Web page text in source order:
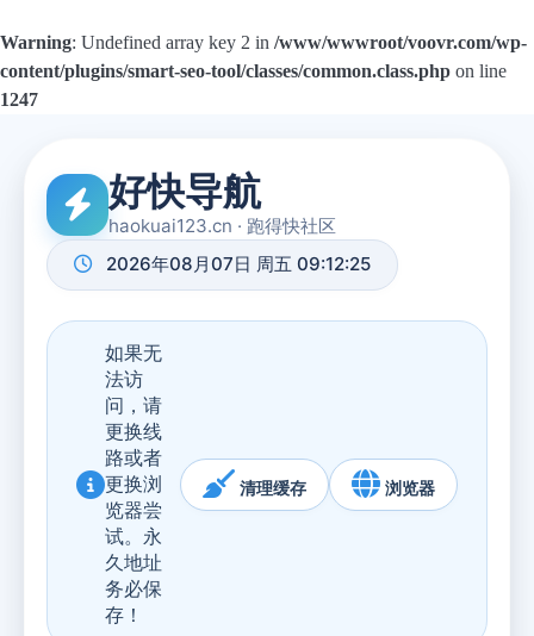
Warning: Undefined array key 2 in /www/wwwroot/voovr.com/wp-
content/plugins/smart-seo-tool/classes/common.class.php on line
1247